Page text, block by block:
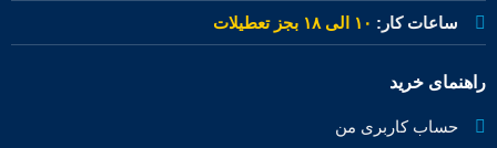
ساعات کار: ۱۰ الی ۱۸ بجز تعطیلات
راهنمای خرید
حساب کاربری من